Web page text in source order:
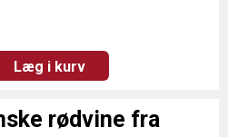
Læg i kurv
rødvine fra